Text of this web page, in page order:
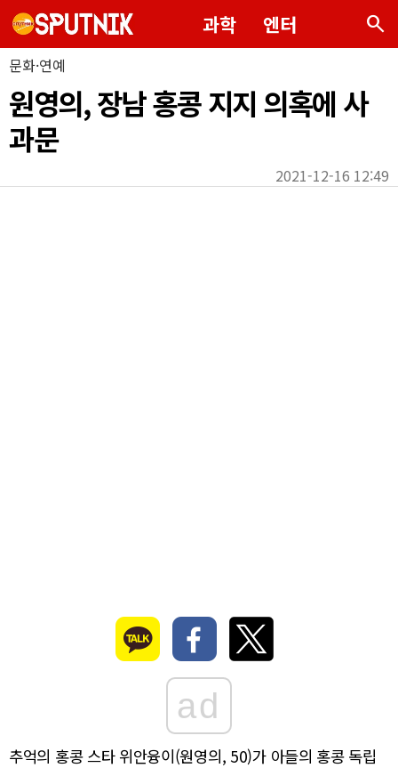
과학 엔터 search
문화·연예
원영의, 장남 홍콩 지지 의혹에 사
과문
2021-12-16 12:49
ad
추억의 홍콩 스타 위안융이(원영의, 50)가 아들의 홍콩 독립